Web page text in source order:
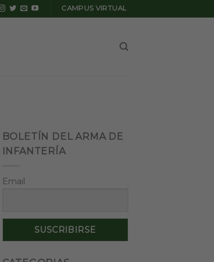
CAMPUS VIRTUAL
BOLETÍN DEL ARMA DE
INFANTERÍA
Email